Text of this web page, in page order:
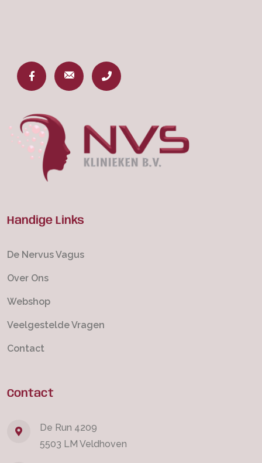
Handige Links
De Nervus Vagus
Over Ons
Webshop
Veelgestelde Vragen
Contact
Contact
De Run 4209
5503 LM Veldhoven